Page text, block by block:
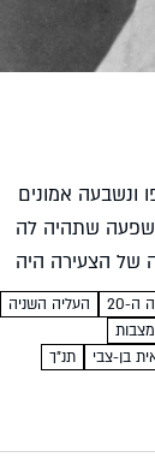
ונשבעה אמונים
שתהיה לה
של הצעירה היה
ה-20
העליה השניה
מצבות
בן-צבי תנ"ך